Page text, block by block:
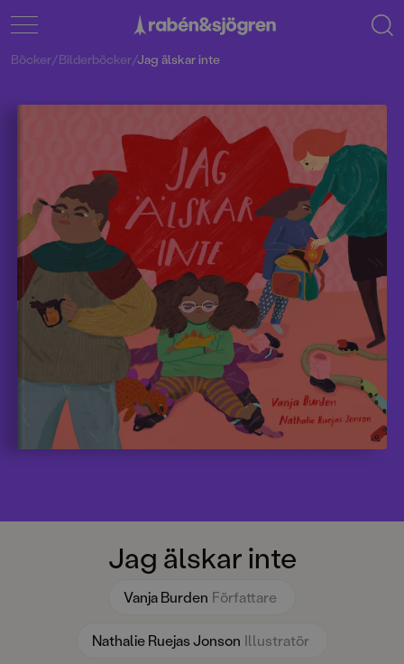
Jag älskar inte
Vanja Burden Författare
Nathalie Ruejas Jonson Illustratör
Böcker/Bilderböcker/Jag älskar inte